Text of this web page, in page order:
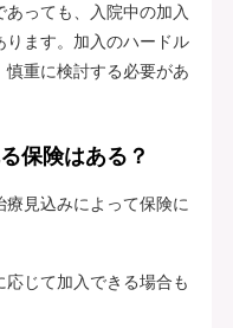
っても、入院中の加入
ります。加入のハードル
重に検討する必要があ
保険はある？
見込みによって保険に
じて加入できる場合も